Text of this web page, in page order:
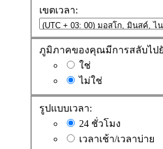
เขตเวลา:
ภูมิภาคของคุณมีการสลับไป
ใช่
ไม่ใช่
รูปแบบเวลา:
24 ชั่วโมง
เวลาเช้า/เวลาบ่าย